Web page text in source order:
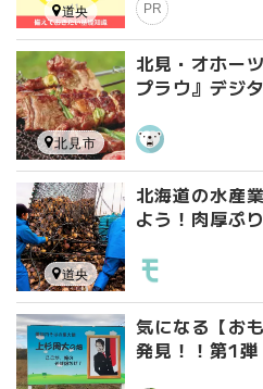
PR
道央
北見・オホー
プラウ』デジ
北見市
北海道の水産
よう！肉厚ぷ
道央
気になる【お
発見！！第1弾